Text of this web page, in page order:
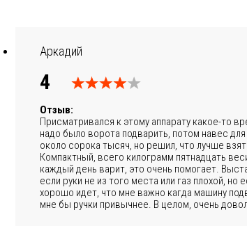
Аркадий
4
Отзыв:
Присматривался к этому аппарату какое-то
надо было ворота подварить, потом навес
около сорока тысяч, но решил, что лучше
Компактный, всего килограмм пятнадцать
каждый день варит, это очень помогает.
если руки не из того места или газ плохой,
хорошо идет, что мне важно кагда машину
мне бы ручки привычнее. В целом, очень